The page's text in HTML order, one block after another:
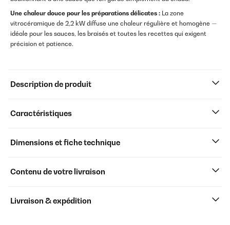
Une chaleur douce pour les préparations délicates : La zone
vitrocéramique de 2,2 kW diffuse une chaleur régulière et homogène —
idéale pour les sauces, les braisés et toutes les recettes qui exigent
précision et patience.
Description de produit
Caractéristiques
Dimensions et fiche technique
Contenu de votre livraison
Livraison & expédition